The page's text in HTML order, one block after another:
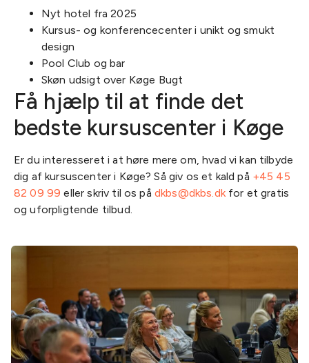
Nyt hotel fra 2025
Kursus- og konferencecenter i unikt og smukt
design
Pool Club og bar
Skøn udsigt over Køge Bugt
Få hjælp til at finde det
bedste kursuscenter i Køge
Er du interesseret i at høre mere om, hvad vi kan tilbyde
dig af kursuscenter i Køge? Så giv os et kald på +45 45
82 09 99 eller skriv til os på dkbs@dkbs.dkfor et gratis
og uforpligtende tilbud.